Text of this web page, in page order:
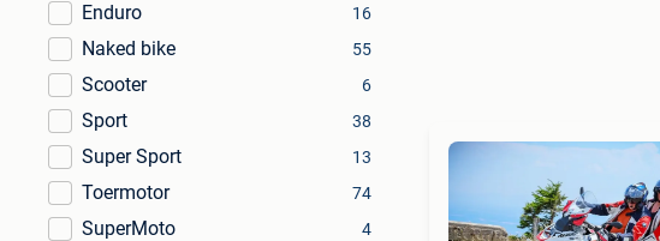
Enduro 16
Naked bike 55
Scooter 6
Sport 38
Super Sport 13
Toermotor 74
SuperMoto 4